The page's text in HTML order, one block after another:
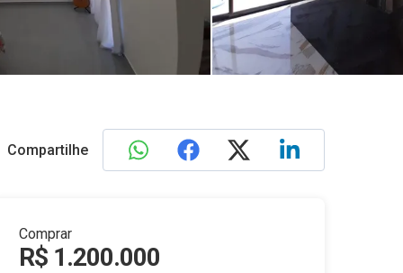
Compartilhe
Comprar
R$ 1.200.000